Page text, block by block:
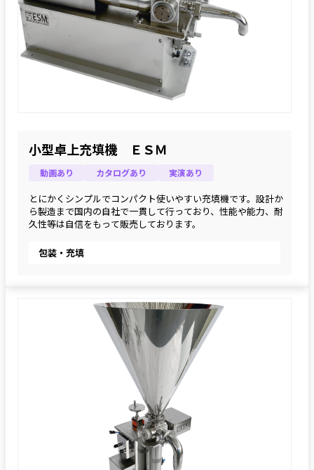
小型卓上充填機 ＥＳＭ
動画あり カタログあり 実演あり
とにかくシンプルでコンパクト使いやすい充填機です。設計か
ら製造まで国内の自社で一貫して行っており、性能や能力、耐
久性等は自信をもって販売しております。
包装・充填